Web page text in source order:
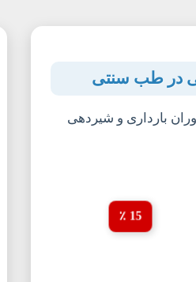
در طب سنتی
بارداری و شیردهی
15 ٪